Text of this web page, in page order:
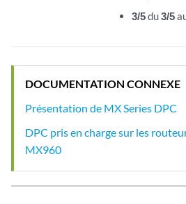
3/5du3/5
DOCUMENTATION CONNEXE
Présentation de MX Series DPC
DPC pris en charge sur les
MX960